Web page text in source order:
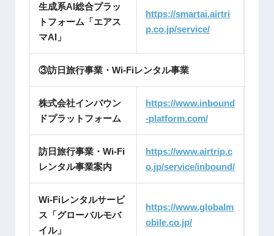
生成系AI総合プラッ
トフォーム「エアス
マAI」
https://smartai.airtri
p.co.jp/service/
③訪日旅行事業・Wi-Fiレンタル事業
株式会社インバウン
ドプラットフォーム
https://www.inbound
-platform.com/
訪日旅行事業・Wi-Fi
レンタル事業案内
https://www.airtrip.c
o.jp/service/inbound/
Wi-Fiレンタルサービ
ス「グローバルモバ
イル」
https://www.globalm
obile.co.jp/